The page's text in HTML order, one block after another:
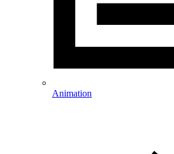
Animation